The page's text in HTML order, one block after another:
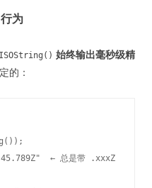
为
始终输出毫秒级精
的：
← 总是带 .xxxZ